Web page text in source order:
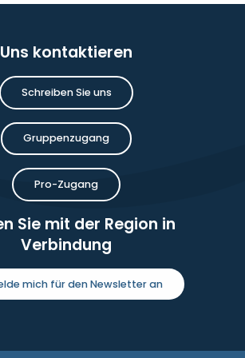
Uns kontaktieren
Schreiben Sie uns
Gruppenzugang
Pro-Zugang
Sie mit der Region in
Verbindung
mich für den Newsletter an